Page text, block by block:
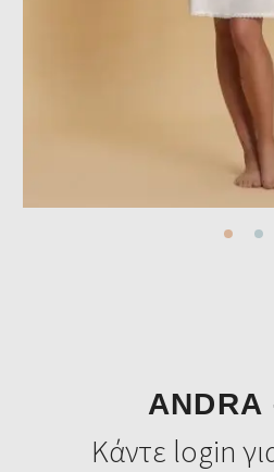
ANDRA
Κάντε login